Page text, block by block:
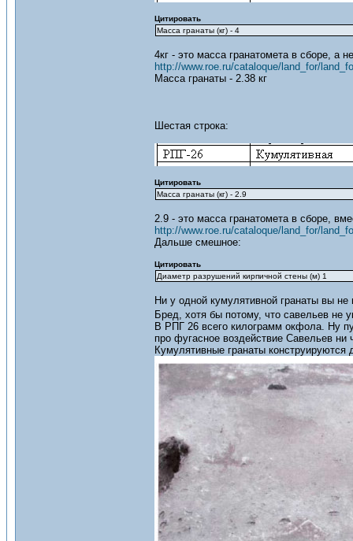
Цитировать
Масса гранаты (кг) - 4
4кг - это масса гранатомета в сборе, а
http://www.roe.ru/cataloque/land_for/
Масса гранаты - 2.38 кг
Шестая строка:
Цитировать
Масса гранаты (кг) - 2.9
2.9 - это масса гранатомета в сборе,
http://www.roe.ru/cataloque/land_for/
Дальше смешное:
Цитировать
Диаметр разрушений кирпичной стены (м) 1
Ни у одной кумулятивной гранаты вы не
Бред, хотя бы потому, что савельев не
В РПГ 26 всего килограмм окфола. Ну
про фугасное воздействие Савельев
Кумулятивные гранаты конструируются